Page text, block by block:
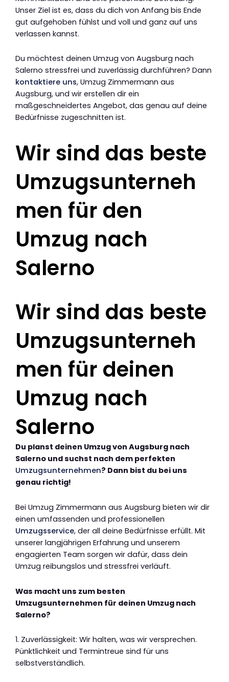
Unser Ziel ist es, dass du dich von Anfang bis Ende
gut aufgehoben fühlst und voll und ganz auf uns
verlassen kannst.
Du möchtest deinen Umzug von Augsburg nach
Salerno stressfrei und zuverlässig durchführen? Dann
kontaktiere uns, Umzug Zimmermann aus
Augsburg, und wir erstellen dir ein
maßgeschneidertes Angebot, das genau auf deine
Bedürfnisse zugeschnitten ist.
Wir sind das beste
Umzugsunterneh
men für den
Umzug nach
Salerno
Wir sind das beste
Umzugsunterneh
men für deinen
Umzug nach
Salerno
Du planst deinen Umzug von Augsburg nach
Salerno und suchst nach dem perfekten
Umzugsunternehmen? Dann bist du bei uns
genau richtig!
Bei Umzug Zimmermann aus Augsburg bieten wir dir
einen umfassenden und professionellen
Umzugsservice, der all deine Bedürfnisse erfüllt. Mit
unserer langjährigen Erfahrung und unserem
engagierten Team sorgen wir dafür, dass dein
Umzug reibungslos und stressfrei verläuft.
Was macht uns zum besten
Umzugsunternehmen für deinen Umzug nach
Salerno?
1. Zuverlässigkeit: Wir halten, was wir versprechen.
Pünktlichkeit und Termintreue sind für uns
selbstverständlich.